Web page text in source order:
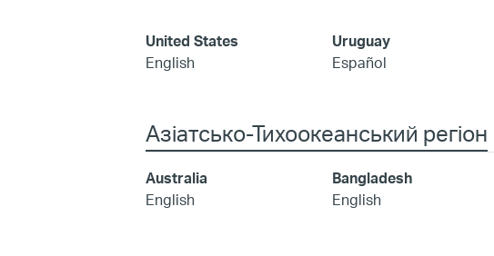
United States
English
Uruguay
Español
Азіатсько-Тихоокеанський регіон
Australia
English
Bangladesh
English